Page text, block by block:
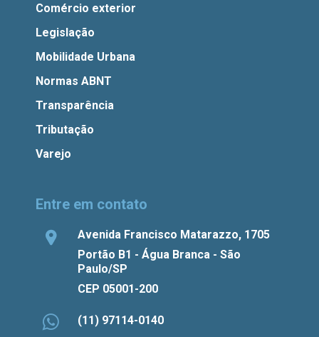
Comércio exterior
Legislação
Mobilidade Urbana
Normas ABNT
Transparência
Tributação
Varejo
Entre em contato
Avenida Francisco Matarazzo, 1705
Portão B1 - Água Branca - São
Paulo/SP
CEP 05001-200
(11) 97114-0140